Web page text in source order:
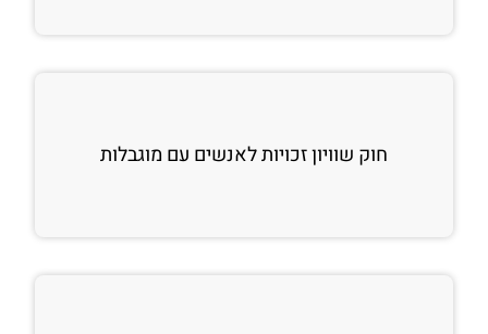
חוק שוויון זכויות לאנשים עם מוגבלות